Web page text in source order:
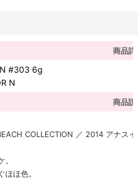
商品詳
N #303 6g
N
商品説
COLLECTION ／ 2014 アナス
ほ色。